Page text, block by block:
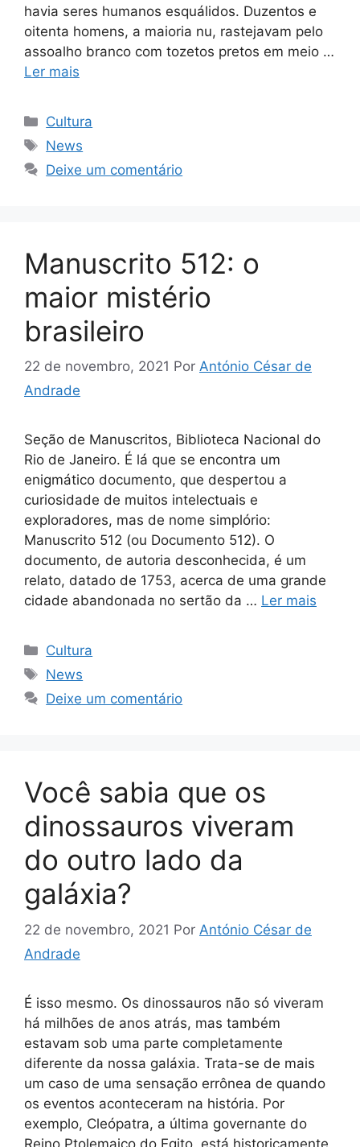
havia seres humanos esquálidos. Duzentos e
oitenta homens, a maioria nu, rastejavam pelo
assoalho branco com tozetos pretos em meio …
Ler mais
Categorias
Cultura
Tags
News
Deixe um comentário
Manuscrito 512: o
maior mistério
brasileiro
22 de novembro, 2021 Por António César de
Andrade
Seção de Manuscritos, Biblioteca Nacional do
Rio de Janeiro. É lá que se encontra um
enigmático documento, que despertou a
curiosidade de muitos intelectuais e
exploradores, mas de nome simplório:
Manuscrito 512 (ou Documento 512). O
documento, de autoria desconhecida, é um
relato, datado de 1753, acerca de uma grande
cidade abandonada no sertão da … Ler mais
Categorias
Cultura
Tags
News
Deixe um comentário
Você sabia que os
dinossauros viveram
do outro lado da
galáxia?
22 de novembro, 2021 Por António César de
Andrade
É isso mesmo. Os dinossauros não só viveram
há milhões de anos atrás, mas também
estavam sob uma parte completamente
diferente da nossa galáxia. Trata-se de mais
um caso de uma sensação errônea de quando
os eventos aconteceram na história. Por
exemplo, Cleópatra, a última governante do
Reino Ptolemaico do Egito, está historicamente